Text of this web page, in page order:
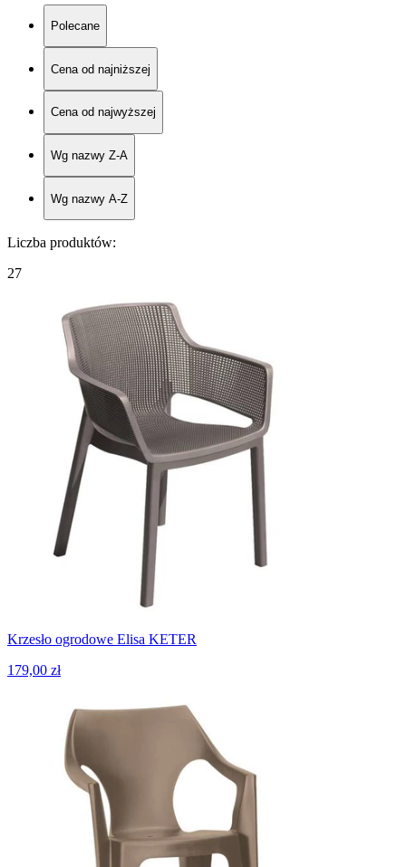
Polecane
Cena od najniższej
Cena od najwyższej
Wg nazwy Z-A
Wg nazwy A-Z
Liczba produktów:
27
Krzesło ogrodowe Elisa KETER
179,00 zł